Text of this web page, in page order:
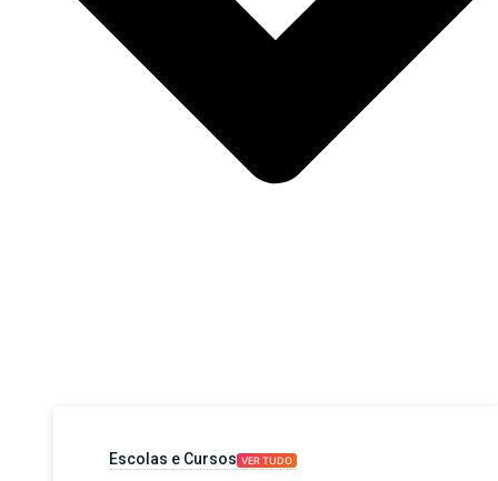
Escolas e Cursos VER TUDO